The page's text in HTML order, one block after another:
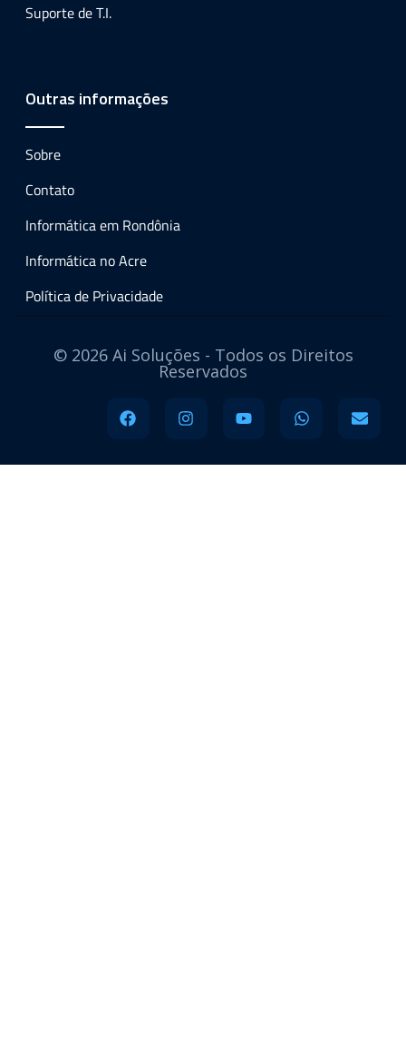
Suporte de T.I.
Outras informações
Sobre
Contato
Informática em Rondônia
Informática no Acre
Política de Privacidade
© 2026 Ai Soluções - Todos os Direitos
Reservados